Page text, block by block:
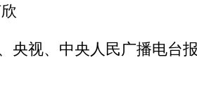
视、中央人民广播电台